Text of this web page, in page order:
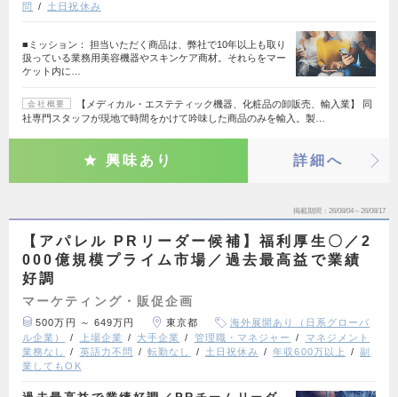
問
土日祝休み
■ミッション： 担当いただく商品は、弊社で10年以上も取り
扱っている業務用美容機器やスキンケア商材。それらをマー
ケット内に…
会社概要
【メディカル・エステティック機器、化粧品の卸販売、輸入業】 同
社専門スタッフが現地で時間をかけて吟味した商品のみを輸入。製…
興味あり 詳細へ
掲載期間 26/08/04～26/08/17
【アパレル PRリーダー候補】福利厚生〇／2
000億規模プライム市場／過去最高益で業績
好調
マーケティング・販促企画
500万円 ～ 649万円 東京都
海外展開あり（日系グローバ
ル企業）
上場企業 大手企業 管理職・マネジャー
マネジメント
業務なし
英語力不問 転勤なし 土日祝休み 年収600万以上
副
業してもOK